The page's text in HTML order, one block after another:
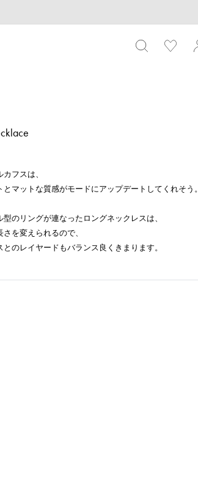
フスは、
マットな質感がモードにアップデートしてくれそう。
のリングが連なったロングネックレスは、
を変えられるので、
のレイヤードもバランス良くきまります。